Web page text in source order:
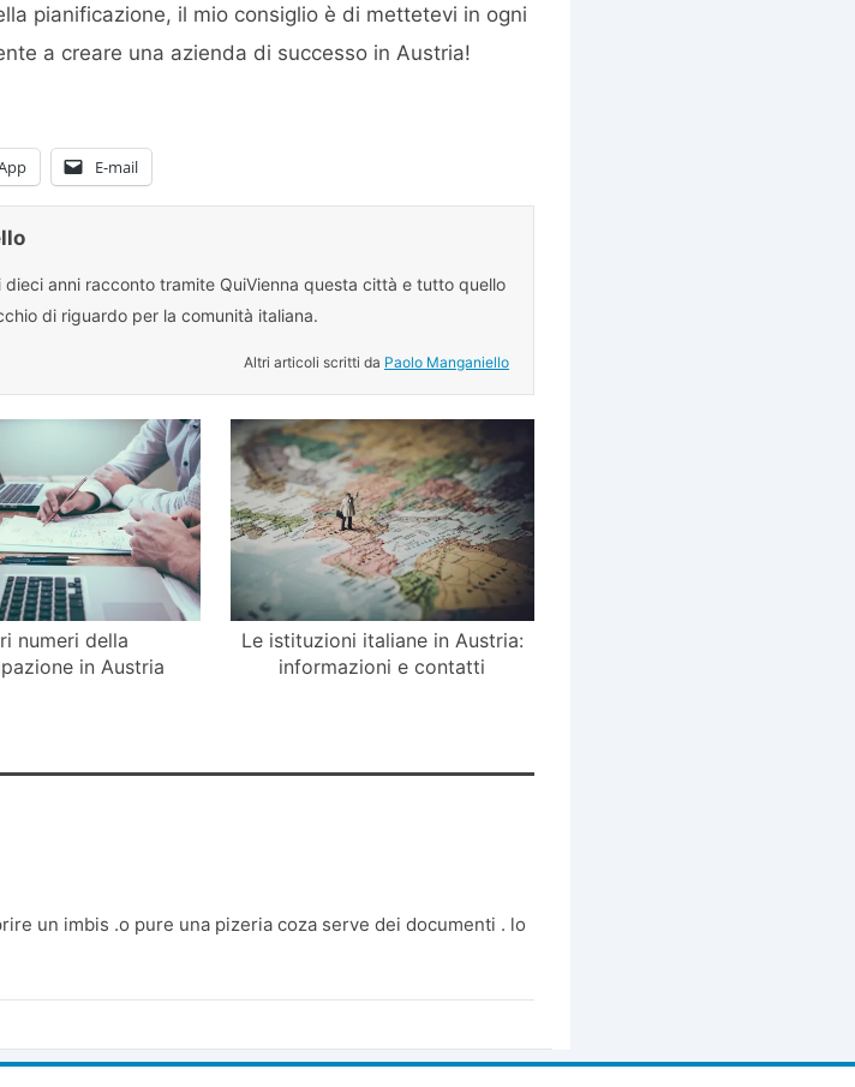
pianificazione, il mio consiglio è di mettetevi in ogni
a creare una azienda di successo in Austria!
E-mail
anni racconto tramite QuiVienna questa città e tutto quello
di riguardo per la comunità italiana.
Altri articoli scritti da Paolo Manganiello
numeri della
in Austria
Le istituzioni italiane in Austria:
informazioni e contatti
un imbis .o pure una pizeria coza serve dei documenti . lo